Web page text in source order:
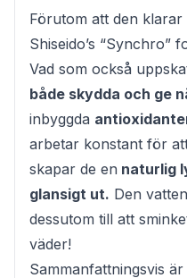
Förutom att den
Shiseido’s “Synchro”
Vad som också
både skydda och ge
inbyggda
arbetar konstant för
skapar de en naturlig
glansigt ut. Den
dessutom till att
väder!
Sammanfattningsvis